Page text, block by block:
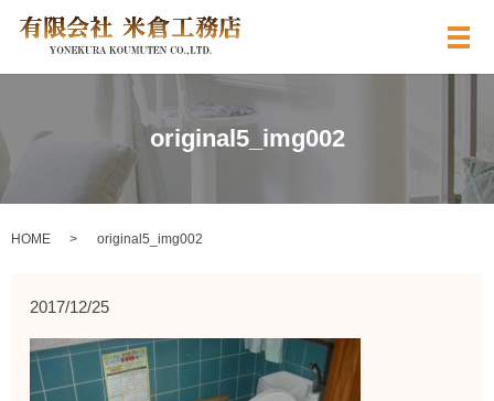
メ
original5_img002
HOME original5_img002
2017/12/25